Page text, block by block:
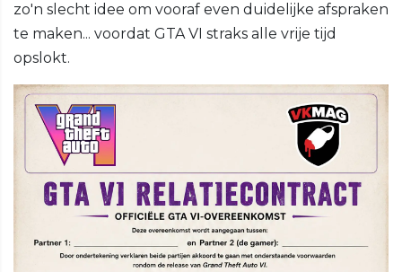
zo'n slecht idee om vooraf even duidelijke afspraken
te maken... voordat GTA VI straks alle vrije tijd
opslokt.